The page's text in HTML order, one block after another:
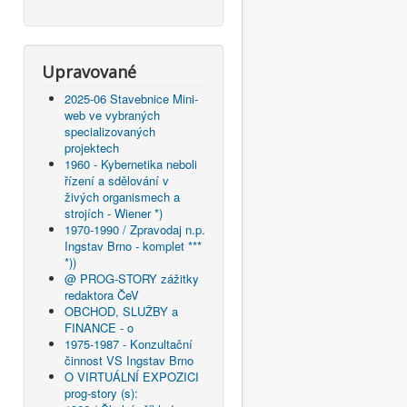
Upravované
2025-06 Stavebnice Mini-
web ve vybraných
specializovaných
projektech
1960 - Kybernetika neboli
řízení a sdělování v
živých organismech a
strojích - Wiener *)
1970-1990 / Zpravodaj n.p.
Ingstav Brno - komplet ***
*))
@ PROG-STORY zážitky
redaktora ČeV
OBCHOD, SLUŽBY a
FINANCE - o
1975-1987 - Konzultační
činnost VS Ingstav Brno
O VIRTUÁLNÍ EXPOZICI
prog-story (s):